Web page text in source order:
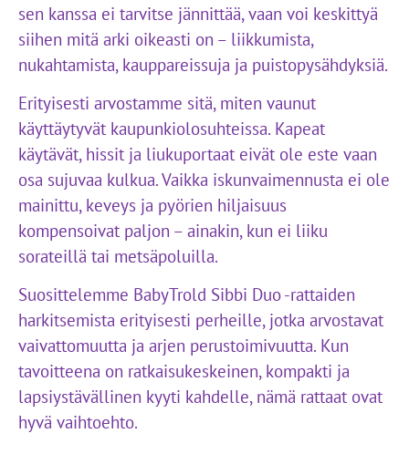
sen kanssa ei tarvitse jännittää, vaan voi keskittyä
siihen mitä arki oikeasti on – liikkumista,
nukahtamista, kauppareissuja ja puistopysähdyksiä.
Erityisesti arvostamme sitä, miten vaunut
käyttäytyvät kaupunkiolosuhteissa. Kapeat
käytävät, hissit ja liukuportaat eivät ole este vaan
osa sujuvaa kulkua. Vaikka iskunvaimennusta ei ole
mainittu, keveys ja pyörien hiljaisuus
kompensoivat paljon – ainakin, kun ei liiku
sorateillä tai metsäpoluilla.
Suosittelemme BabyTrold Sibbi Duo -rattaiden
harkitsemista erityisesti perheille, jotka arvostavat
vaivattomuutta ja arjen perustoimivuutta. Kun
tavoitteena on ratkaisukeskeinen, kompakti ja
lapsiystävällinen kyyti kahdelle, nämä rattaat ovat
hyvä vaihtoehto.